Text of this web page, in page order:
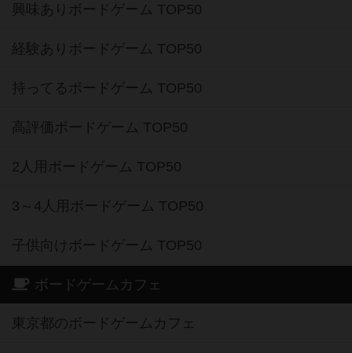
興味ありボードゲーム TOP50
経験ありボードゲーム TOP50
持ってるボードゲーム TOP50
高評価ボードゲーム TOP50
2人用ボードゲーム TOP50
3～4人用ボードゲーム TOP50
子供向けボードゲーム TOP50
ボードゲームカフェ
東京都のボードゲームカフェ